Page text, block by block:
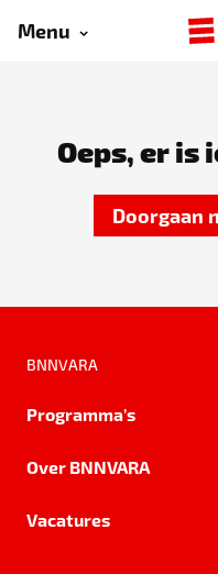
Menu
Oeps, er is
Doorgaan
BNNVARA
Programma's
Over BNNVARA
Vacatures